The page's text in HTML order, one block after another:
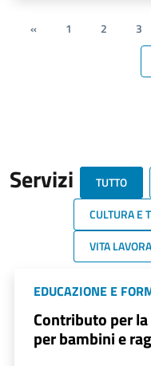
« 1 2 3
Servizi TUTTO
CULTURA E
VITA
EDUCAZIONE E
Contributo per
per bambini e